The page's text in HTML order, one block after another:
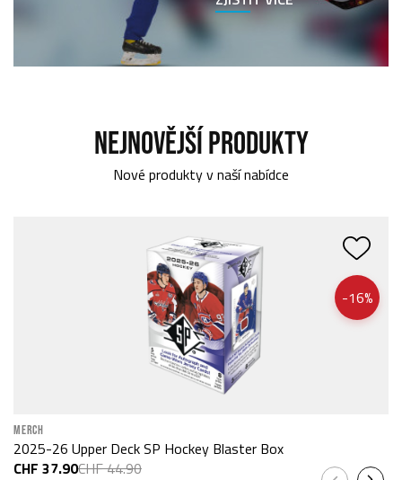
NEJNOVĚJŠÍ PRODUKTY
Nové produkty v naší nabídce
-16%
MERCH
2025-26 Upper Deck SP Hockey Blaster Box
CHF 37.90CHF 44.90